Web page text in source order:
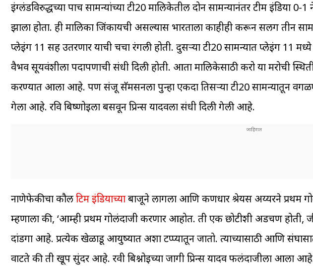
इंग्लंडविरुद्धच्या पाच सामन्यांच्या टी20 मालिकेतील दोन सामन्यानंतर टीम इंडिया 0-
झाला होता. ही मालिका जिंकायची असल्यास भारताला काहीही करून सलग तीन
प्लेइंग 11 सह उतरणार याची चर्चा रंगली होती. दुसऱ्या टी20 सामन्यात प्लेइंग
वैभव सूर्यवंशीला पदार्पणाची संधी दिली होती. आता मालिकेसाठी करो या मरोची
करण्यात आला आहे. पण संजू सॅमसनला पुन्हा एकदा तिसऱ्या टी20 सामन्यातून
गेला आहे. रवि बिष्णोईला बसवून प्रिन्स यादवला संधी दिली गेली आहे.
नाणेफेकीचा कौलटिम इंडियाच्याबाजूने लागला आणि कर्णधार श्रेयस अय्यरने प्रथम
म्हणाला की, ‘आम्ही प्रथम गोलंदाजी करणार आहोत. ती एक छोटीशी अडचण होती,
दांडगा आहे. प्रत्येक खेळाडू आयुष्यात अशा टप्प्यातून जातो. त्याच्यासाठी आणि
वाटते की ती खूप सुंदर आहे. रवी बिश्नोईच्या जागी प्रिन्स यादव फलंदाजीला आला